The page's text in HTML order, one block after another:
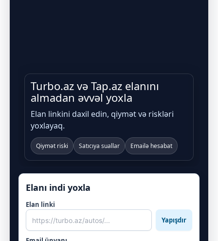
Turbo.az və Tap.az elanını
almadan əvvəl yoxla
Elan linkini daxil edin, qiymət və riskləri
yoxlayaq.
Qiymət riski Satıcıya suallar Emailə hesabat
Elanı indi yoxla
Elan linki
Yapışdır